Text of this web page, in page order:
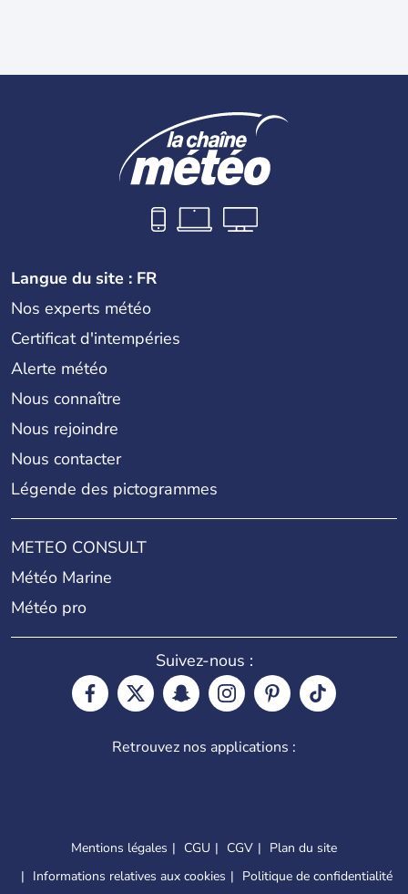
Langue du site : FR
Nos experts météo
Certificat d'intempéries
Alerte météo
Nous connaître
Nous rejoindre
Nous contacter
Légende des pictogrammes
METEO CONSULT
Météo Marine
Météo pro
Suivez-nous :
Retrouvez nos applications :
Mentions légales CGU CGV
Plan du site
Informations relatives aux cookies
Politique de confidentialité